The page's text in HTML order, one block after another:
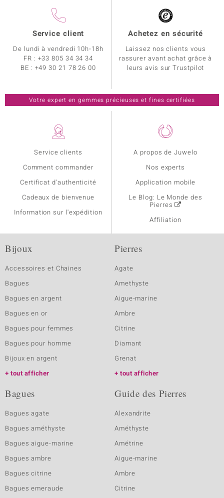
Service clients
Comment commander
Certificat d'authenticité
Cadeaux de bienvenue
Information sur l'expédition
A propos de Juwelo
Nos experts
Application mobile
Le Blog: Le Monde des
Pierres
Affiliation
Service client
De lundi à vendredi 10h-18h
FR : +33 805 34 34 34
BE : +49 30 21 78 26 00
Achetez en sécurité
Laissez nos clients vous
rassurer avant achat grâce à
leurs avis sur Trustpilot
Votre expert en gemmes précieuses et fines certifiées
Bijoux
Accessoires et Chaines
Bagues
Bagues en argent
Bagues en or
Bagues pour femmes
Bagues pour homme
Bijoux en argent
tout afficher
Pierres
Agate
Amethyste
Aigue-marine
Ambre
Citrine
Diamant
Grenat
tout afficher
Bagues
Bagues agate
Bagues améthyste
Bagues aigue-marine
Bagues ambre
Bagues citrine
Bagues emeraude
Guide des Pierres
Alexandrite
Améthyste
Amétrine
Aigue-marine
Ambre
Citrine